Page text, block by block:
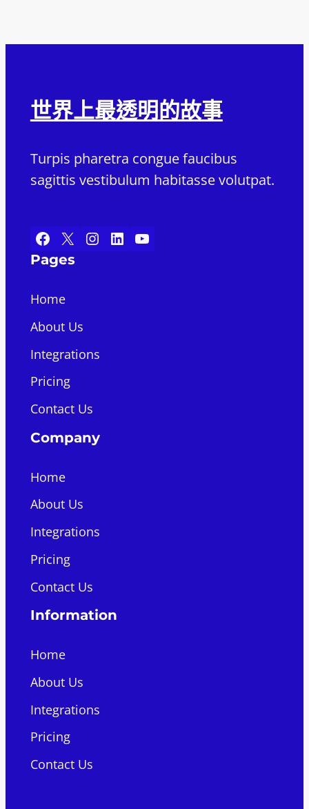
世界上最透明的故事
Turpis pharetra congue faucibus
sagittis vestibulum habitasse volutpat.
Facebook X Instagram LinkedIn YouTube
Pages
Home
About Us
Integrations
Pricing
Contact Us
Company
Home
About Us
Integrations
Pricing
Contact Us
Information
Home
About Us
Integrations
Pricing
Contact Us